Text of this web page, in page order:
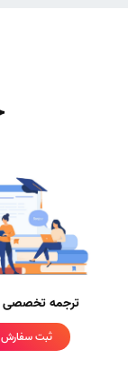
ترجمه تخصصی
ثبت سفارش